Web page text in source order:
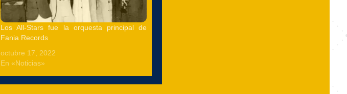
Los All-Stars fue la orquesta principal de
Fania Records
octubre 17, 2022
En «Noticias»